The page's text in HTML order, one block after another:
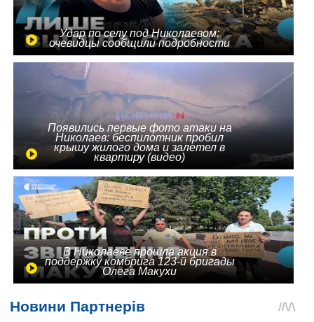
Удар по селу под Николаевом:
очевидцы сообщили подробности
Появились первые фото атаки на
Николаев: беспилотник пробил
крышу жилого дома и залетел в
квартиру (видео)
В Николаеве прошла акция в
поддержку комбрига 123-й бригады
Олега Макухи